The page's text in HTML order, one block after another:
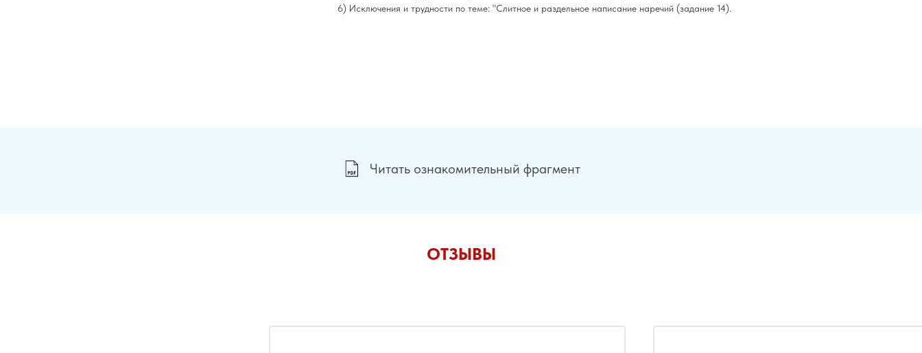
6) Исключения и трудности по теме: "Слитное и раздельное написание наречий (задание 14).
Читать ознакомительный фрагмент
ОТЗЫВЫ